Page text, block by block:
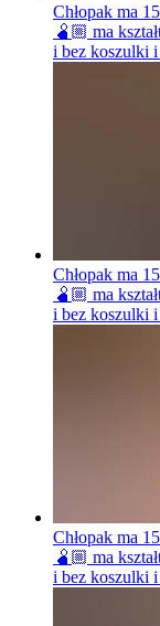
Chłopak ma
🫄🏼 ma
i bez koszulki
Chłopak ma
🫄🏼 ma
i bez koszulki
Chłopak ma
🫄🏼 ma
i bez koszulki